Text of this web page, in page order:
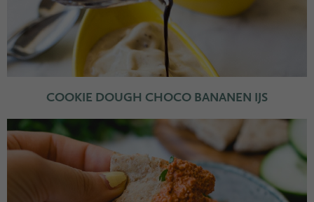
COOKIE DOUGH CHOCO BANANEN IJS